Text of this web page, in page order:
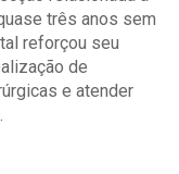
três anos sem
reforçou seu
de
e atender